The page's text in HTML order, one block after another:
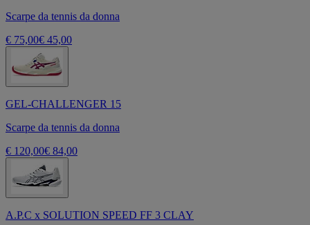
Scarpe da tennis da donna
€ 75,00€ 45,00
GEL-CHALLENGER 15
Scarpe da tennis da donna
€ 120,00€ 84,00
A.P.C x SOLUTION SPEED FF 3 CLAY